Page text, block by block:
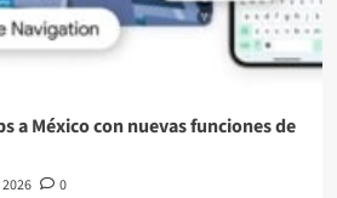
a México con nuevas funciones de
0